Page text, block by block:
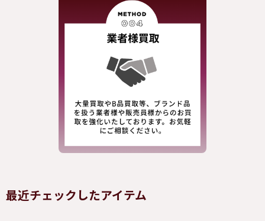
最近チェックしたアイテム